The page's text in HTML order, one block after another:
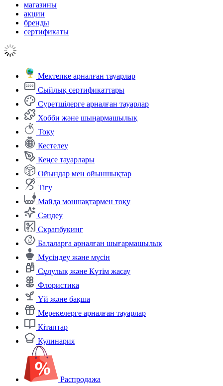
магазины
акции
бренды
сертификаты
Мектепке арналған тауарлар
Сыйлық сертификаттары
Суретшілерге арналған тауарлар
Хобби және шыңармашылық
Тоқу
Кестелеу
Кеңсе тауарлары
Ойындар мен ойыншықтар
Тігу
Майда моншақтармен тоқу
Сәндеу
Скрапбукинг
Балаларға арналған шығармашылық
Мүсіндеу және мүсін
Сұлулық және Күтім жасау
Флористика
Үй және бақша
Мерекелерге арналған тауарлар
Кітаптар
Кулинария
Распродажа